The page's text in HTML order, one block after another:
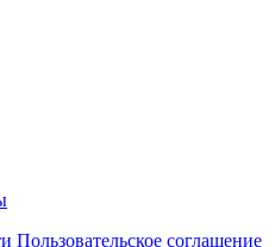
Пользовательское соглашение